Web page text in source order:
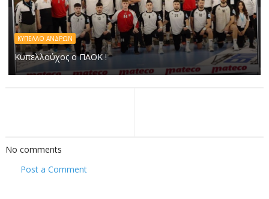
ΚΥΠΕΛΛΟ ΑΝΔΡΩΝ
Κυπελλούχος ο ΠΑΟΚ !
No comments
Post a Comment